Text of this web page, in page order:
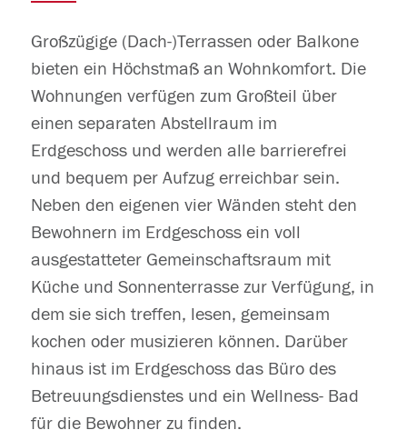
Großzügige (Dach-)Terrassen oder Balkone
bieten ein Höchstmaß an Wohnkomfort. Die
Wohnungen verfügen zum Großteil über
einen separaten Abstellraum im
Erdgeschoss und werden alle barrierefrei
und bequem per Aufzug erreichbar sein.
Neben den eigenen vier Wänden steht den
Bewohnern im Erdgeschoss ein voll
ausgestatteter Gemeinschaftsraum mit
Küche und Sonnenterrasse zur Verfügung, in
dem sie sich treffen, lesen, gemeinsam
kochen oder musizieren können. Darüber
hinaus ist im Erdgeschoss das Büro des
Betreuungsdienstes und ein Wellness- Bad
für die Bewohner zu finden.